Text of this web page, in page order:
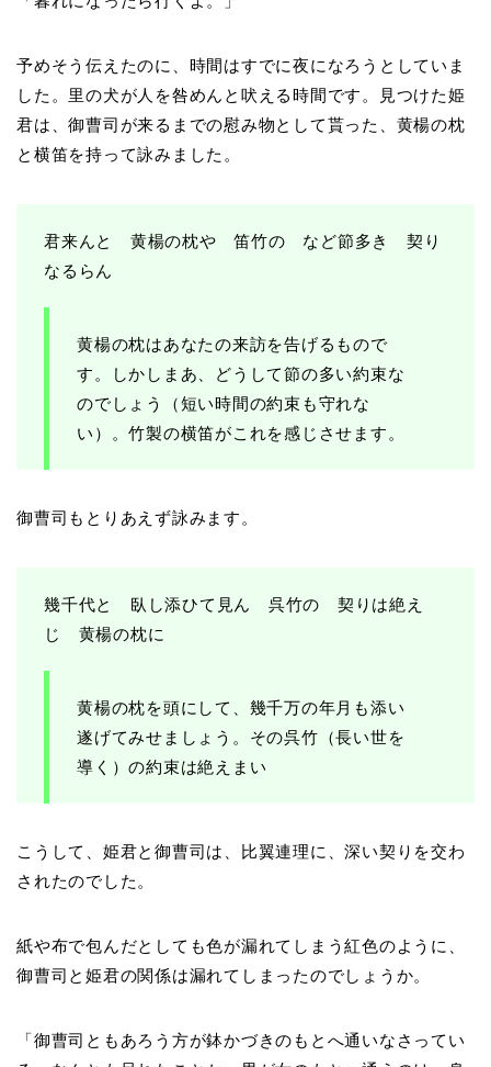
予めそう伝えたのに、時間はすでに夜になろうとしていま
した。里の犬が人を咎めんと吠える時間です。見つけた姫
君は、御曹司が来るまでの慰み物として貰った、黄楊の枕
と横笛を持って詠みました。
君来んと 黄楊の枕や 笛竹の など節多き 契り
なるらん
黄楊の枕はあなたの来訪を告げるもので
す。しかしまあ、どうして節の多い約束な
のでしょう（短い時間の約束も守れな
い）。竹製の横笛がこれを感じさせます。
御曹司もとりあえず詠みます。
幾千代と 臥し添ひて見ん 呉竹の 契りは絶え
じ 黄楊の枕に
黄楊の枕を頭にして、幾千万の年月も添い
遂げてみせましょう。その呉竹（長い世を
導く）の約束は絶えまい
こうして、姫君と御曹司は、比翼連理に、深い契りを交わ
されたのでした。
紙や布で包んだとしても色が漏れてしまう紅色のように、
御曹司と姫君の関係は漏れてしまったのでしょうか。
「御曹司ともあろう方が鉢かづきのもとへ通いなさってい